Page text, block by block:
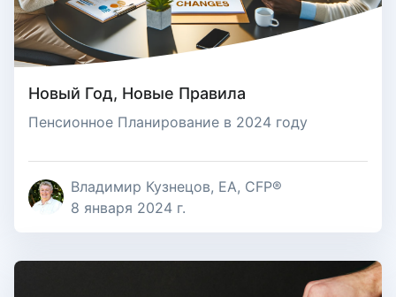
Новый Год, Новые Правила
Пенсионное Планирование в 2024 году
Владимир Кузнецов, EA, CFP®
8 января 2024 г.